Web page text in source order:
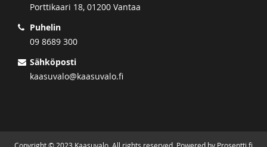
Porttikaari 18, 01200 Vantaa
Puhelin
09 8689 300
Sähköposti
kaasuvalo@kaasuvalo.fi